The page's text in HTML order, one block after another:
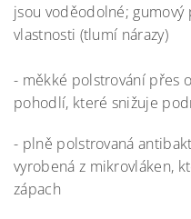
jsou voděodolné;
vlastnosti (tlumí nárazy)
- měkké polstrování přes
pohodlí, které snižuje
- plně polstrovaná
vyrobená z mikrovláken,
zápach